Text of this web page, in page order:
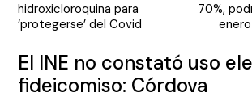
entradas
hidroxicloroquina para
‘protegerse’ del Covid
70%,
El INE no constató uso
fideicomiso: Córdova